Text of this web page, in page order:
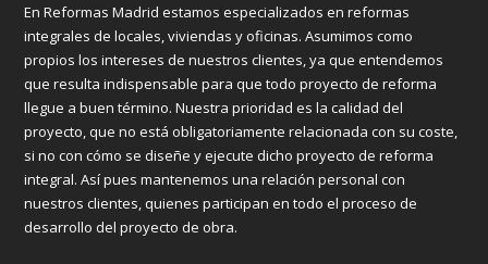
En Reformas Madrid estamos especializados en reformas
integrales de locales, viviendas y oficinas. Asumimos como
propios los intereses de nuestros clientes, ya que entendemos
que resulta indispensable para que todo proyecto de reforma
llegue a buen término. Nuestra prioridad es la calidad del
proyecto, que no está obligatoriamente relacionada con su coste,
si no con cómo se diseñe y ejecute dicho proyecto de reforma
integral. Así pues mantenemos una relación personal con
nuestros clientes, quienes participan en todo el proceso de
desarrollo del proyecto de obra.